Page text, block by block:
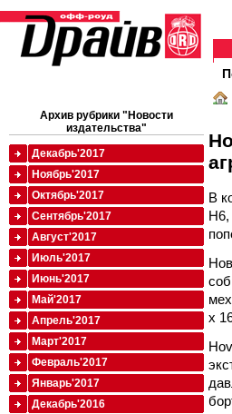
В
х
Архив рубрики "Новости
издательства"
Декабрь'2017
Ноябрь'2017
Октябрь'2017
Сентябрь'2017
Август'2017
Июль'2017
Июнь'2017
Май'2017
Апрель'2017
Март'2017
Февраль'2017
Январь'2017
Декабрь'2016